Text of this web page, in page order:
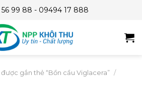
99 88 - 09494 17 888
gắn thẻ “Bồn cầu Viglacera” /